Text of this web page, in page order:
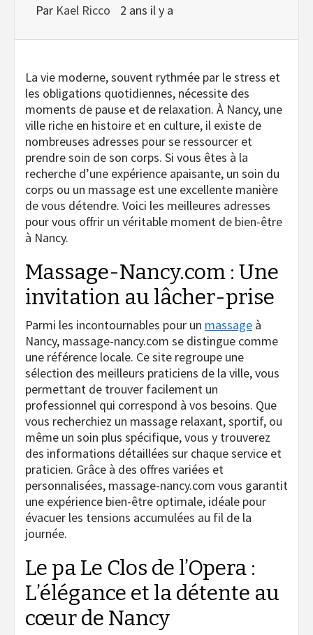
Par Kael Ricco 2 ans il y a
La vie moderne, souvent rythmée par le stress et
les obligations quotidiennes, nécessite des
moments de pause et de relaxation. À Nancy, une
ville riche en histoire et en culture, il existe de
nombreuses adresses pour se ressourcer et
prendre soin de son corps. Si vous êtes à la
recherche d’une expérience apaisante, un soin du
corps ou un massage est une excellente manière
de vous détendre. Voici les meilleures adresses
pour vous offrir un véritable moment de bien-être
à Nancy.
Massage-Nancy.com : Une
invitation au lâcher-prise
Parmi les incontournables pour un massage à
Nancy, massage-nancy.com se distingue comme
une référence locale. Ce site regroupe une
sélection des meilleurs praticiens de la ville, vous
permettant de trouver facilement un
professionnel qui correspond à vos besoins. Que
vous recherchiez un massage relaxant, sportif, ou
même un soin plus spécifique, vous y trouverez
des informations détaillées sur chaque service et
praticien. Grâce à des offres variées et
personnalisées, massage-nancy.com vous garantit
une expérience bien-être optimale, idéale pour
évacuer les tensions accumulées au fil de la
journée.
Le pa Le Clos de l’Opera :
L’élégance et la détente au
cœur de Nancy